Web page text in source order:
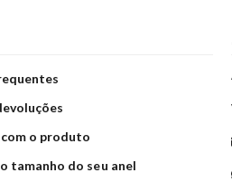
o produto
tamanho do seu anel